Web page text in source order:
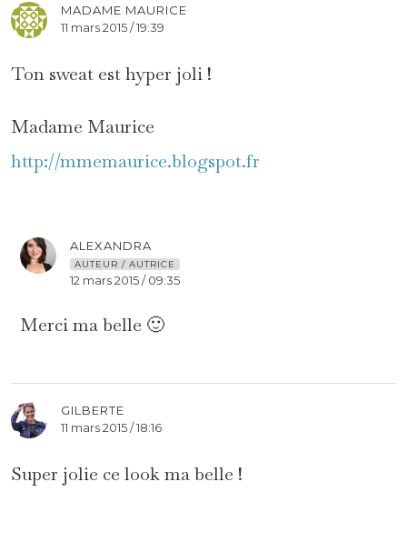
MADAME MAURICE
11 mars 2015 / 19:39
Ton sweat est hyper joli !
Madame Maurice
http://mmemaurice.blogspot.fr
ALEXANDRA
AUTEUR / AUTRICE
12 mars 2015 / 09:35
Merci ma belle 🙂
GILBERTE
11 mars 2015 / 18:16
Super jolie ce look ma belle !